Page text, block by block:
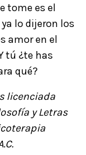
tome es el
lo dijeron los
amor en el
tú ¿te has
qué?
licenciada
y Letras